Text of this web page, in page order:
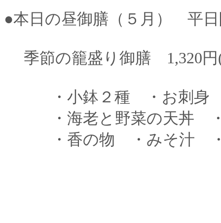
●本日の昼御膳（５月） 平日
季節の籠盛り御膳 1,320円
・小鉢２種 ・お刺身
・海老と野菜の天丼 ・
・香の物 ・みそ汁 ・